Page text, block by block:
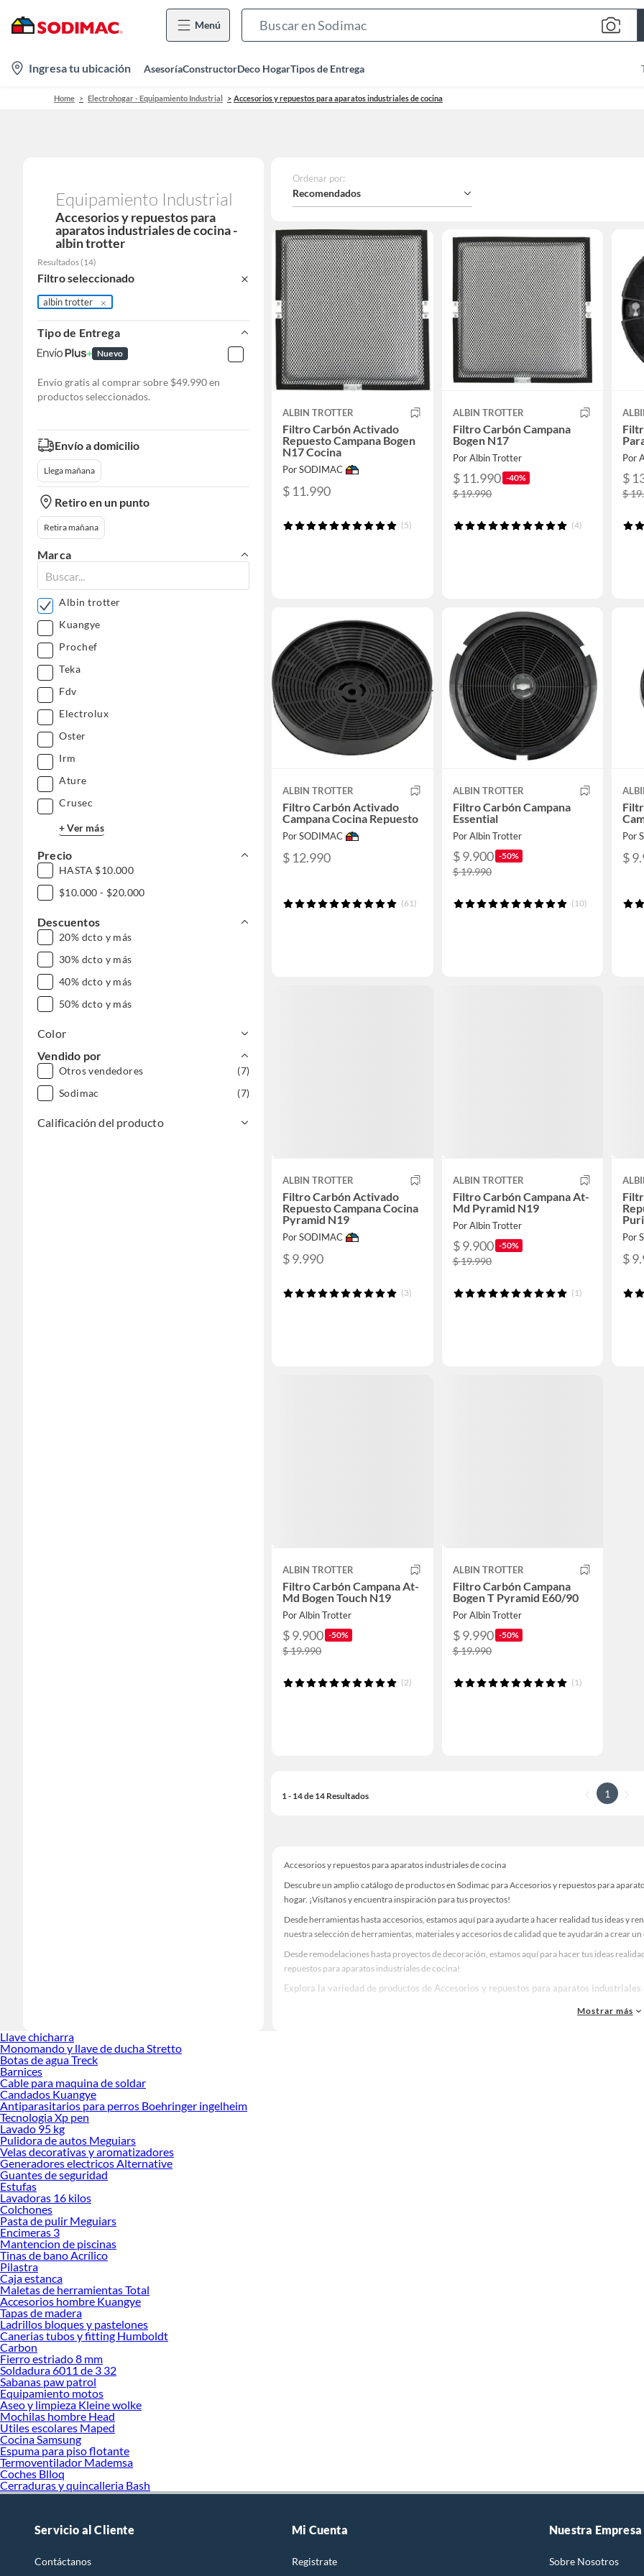
Menú
Bar
location-
icon
Ingresa tu ubicación AsesoríaConstructorDeco HogarTipos de Entrega
Home Electrohogar - Equipamiento Industrial Accesorios y repuestos para aparatos industriales de cocina
Equipamiento Industrial
Accesorios y repuestos para
aparatos industriales de cocina -
albin trotter
Resultados (14)
Filtro seleccionado
albin trotter
Tipo de Entrega
Nuevo
Envío gratis al comprar sobre $49.990 en
productos seleccionados.
Envío a domicilio
Llega mañana
Retiro en un punto
Retira mañana
Marca
Albin trotter
Kuangye
Prochef
Teka
Fdv
Electrolux
Oster
Irm
Ature
Crusec
+ Ver más
Precio
HASTA $10.000
$10.000 - $20.000
Descuentos
20% dcto y más
30% dcto y más
40% dcto y más
50% dcto y más
Color
Vendido por
Otros vendedores
(7)
Sodimac
(7)
Calificación del producto
Ordenar por:
Recomendados
ALBIN TROTTER
Filtro Carbón Activado
Repuesto Campana Bogen
N17 Cocina
Por SODIMAC
$ 11.990
(5)
ALBIN TROTTER
Filtro Carbón Campana
Bogen N17
Por Albin Trotter
$ 11.990 -40%
$ 19.990
(4)
Por
$
$
ALBIN TROTTER
Filtro Carbón Activado
Campana Cocina Repuesto
Por SODIMAC
$ 12.990
(61)
ALBIN TROTTER
Filtro Carbón Campana
Essential
Por Albin Trotter
$ 9.900 -50%
$ 19.990
(10)
Por
$
ALBIN TROTTER
Filtro Carbón Activado
Repuesto Campana Cocina
Pyramid N19
Por SODIMAC
$ 9.990
(3)
ALBIN TROTTER
Filtro Carbón Campana At-
Md Pyramid N19
Por Albin Trotter
$ 9.900 -50%
$ 19.990
(1)
Por
$
ALBIN TROTTER
Filtro Carbón Campana At-
Md Bogen Touch N19
Por Albin Trotter
$ 9.900 -50%
$ 19.990
(2)
ALBIN TROTTER
Filtro Carbón Campana
Bogen T Pyramid E60/90
Por Albin Trotter
$ 9.990 -50%
$ 19.990
(1)
1 - 14 de 14 Resultados 1
Accesorios y repuestos para aparatos industriales de cocina
Descubre un amplio catálogo de productos en Sodimac para Accesorios y repuestos para
hogar. ¡Visítanos y encuentra inspiración para tus proyectos!
Desde herramientas hasta accesorios, estamos aquí para ayudarte a hacer realidad tus ideas y
nuestra selección de herramientas, materiales y accesorios de calidad que te ayudarán a crear un
Desde remodelaciones hasta proyectos de decoración, estamos aquí para hacer tus ideas
repuestos para aparatos industriales de cocina!
Explora la variedad de productos de Accesorios y repuestos para aparatos industriales
Herramientas, materiales y accesorios de calidad para tus proyectos y renovación de espacios.
Mostrar más
Llave chicharra
Monomando y llave de ducha Stretto
Botas de agua Treck
Barnices
Cable para maquina de soldar
Candados Kuangye
Antiparasitarios para perros Boehringer ingelheim
Tecnologia Xp pen
Lavado 95 kg
Pulidora de autos Meguiars
Velas decorativas y aromatizadores
Generadores electricos Alternative
Guantes de seguridad
Estufas
Lavadoras 16 kilos
Colchones
Pasta de pulir Meguiars
Encimeras 3
Mantencion de piscinas
Tinas de bano Acrílico
Pilastra
Caja estanca
Maletas de herramientas Total
Accesorios hombre Kuangye
Tapas de madera
Ladrillos bloques y pastelones
Canerias tubos y fitting Humboldt
Carbon
Fierro estriado 8 mm
Soldadura 6011 de 3 32
Sabanas paw patrol
Equipamiento motos
Aseo y limpieza Kleine wolke
Mochilas hombre Head
Utiles escolares Maped
Cocina Samsung
Espuma para piso flotante
Termoventilador Mademsa
Coches Blloq
Cerraduras y quincalleria Bash
Servicio al Cliente
Contáctanos
Mi Cuenta
Registrate
Nuestra Empresa
Sobre Nosotros